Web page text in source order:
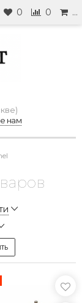
0 0 …
нам